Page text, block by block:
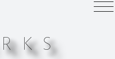
R K S